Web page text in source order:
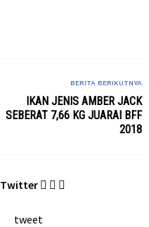
BERITA BERIKUTNYA
IKAN JENIS AMBER JACK
SEBERAT 7,66 KG JUARAI BFF
2018
Twitter
tweet